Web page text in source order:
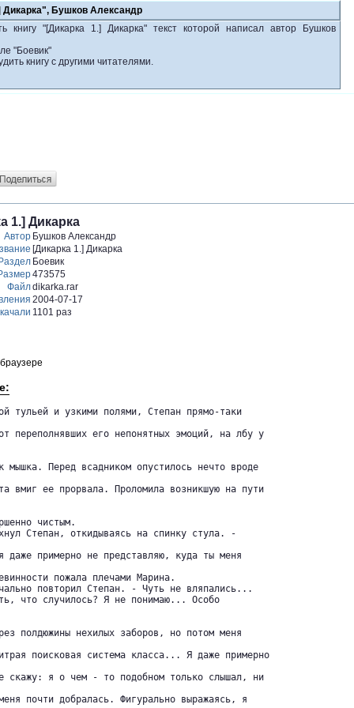
Дикарка", Бушков Александр
книгу "[Дикарка 1.] Дикарка" текст которой написал автор Бушков
"Боевик"
книгу с другими читателями.
1.] Дикарка
Автор Бушков Александр
[Дикарка 1.] Дикарка
Боевик
473575
Файлdikarka.rar
2004-07-17
1101 раз
тульей и узкими полями, Степан прямо-таки
переполнявших его непонятных эмоций, на лбу у
мышка. Перед всадником опустилось нечто вроде
вмиг ее прорвала. Проломила возникшую на пути
чистым.
Степан, откидываясь на спинку стула. -
примерно не представляю, куда ты меня
пожала плечами Марина.
повторил Степан. - Чуть не вляпались...
что случилось? Я не понимаю... Особо
полдюжины нехилых заборов, но потом меня
поисковая система класса... Я даже примерно
скажу: я о чем - то подобном только слышал, ни
почти добралась. Фигурально выражаясь, я